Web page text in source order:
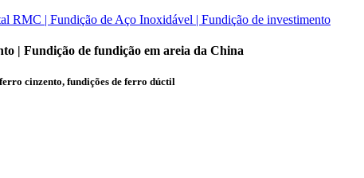
| Fundição de fundição em areia da China
cinzento, fundições de ferro dúctil